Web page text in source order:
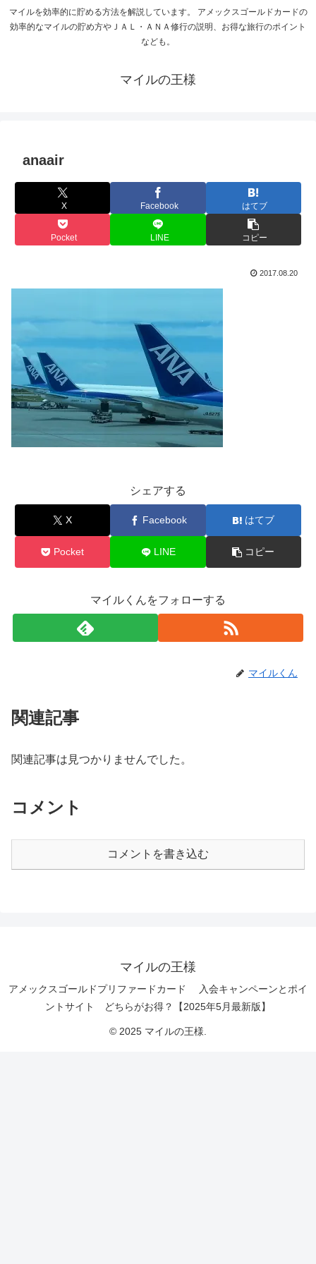
マイルを効率的に貯める方法を解説しています。 アメックスゴールドカードの
効率的なマイルの貯め方やＪＡＬ・ＡＮＡ修行の説明、お得な旅行のポイント
なども。
マイルの王様
anaair
X Facebook はてブ
Pocket LINE コピー
2017.08.20
シェアする
X Facebook はてブ
Pocket LINE コピー
マイルくんをフォローする
マイルくん
関連記事
関連記事は見つかりませんでした。
コメント
コメントを書き込む
マイルの王様
アメックスゴールドプリファードカード 入会キャンペーンとポイ
ントサイト どちらがお得？【2025年5月最新版】
© 2025 マイルの王様.